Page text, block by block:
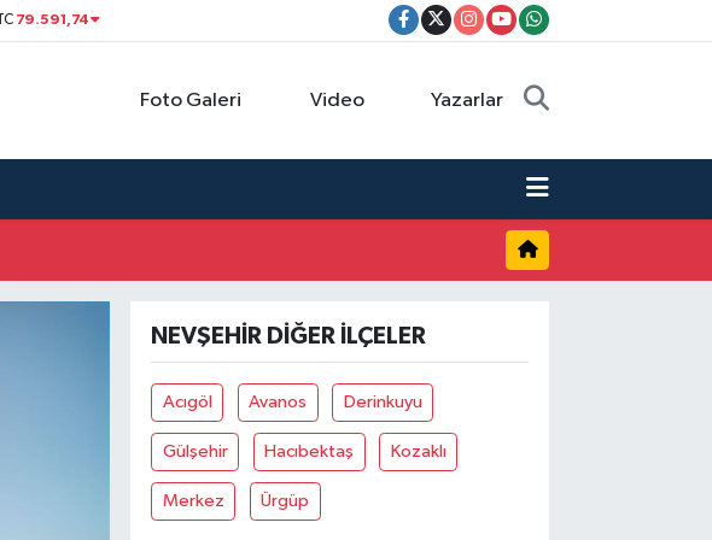
79.591,74
Foto Galeri Video Yazarlar
NEVŞEHIR DIĞER İLÇELER
Acıgöl Avanos Derinkuyu
Gülşehir Hacıbektaş Kozaklı
Merkez Ürgüp